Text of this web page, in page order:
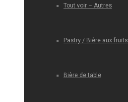
Tout voir – Autres
Pastry / Bière aux fruits
Bière de table